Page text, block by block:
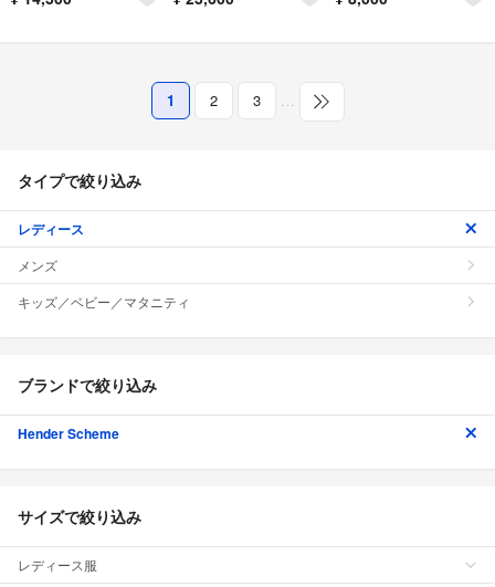
1 2 3 …
タイプで絞り込み
レディース
メンズ
キッズ／ベビー／マタニティ
ブランドで絞り込み
Hender Scheme
サイズで絞り込み
レディース服